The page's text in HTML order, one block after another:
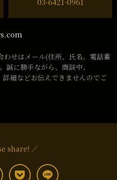
せはメール(住所、氏名、電話番
誠に勝手ながら、商談中、
細などお伝えできませんのでご
share! ／